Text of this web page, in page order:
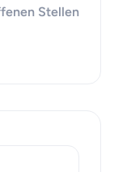
Stellen